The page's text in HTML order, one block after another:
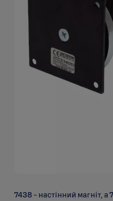
7438 - настінний магніт, а